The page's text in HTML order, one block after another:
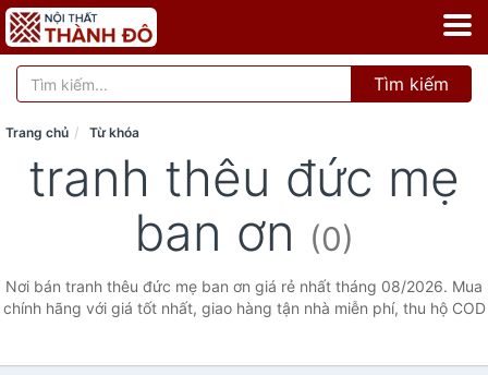
Tìm kiếm
Trang chủ Từ khóa
tranh thêu đức mẹ
ban ơn (0)
Nơi bán tranh thêu đức mẹ ban ơn giá rẻ nhất tháng 08/2026. Mua
chính hãng với giá tốt nhất, giao hàng tận nhà miễn phí, thu hộ COD